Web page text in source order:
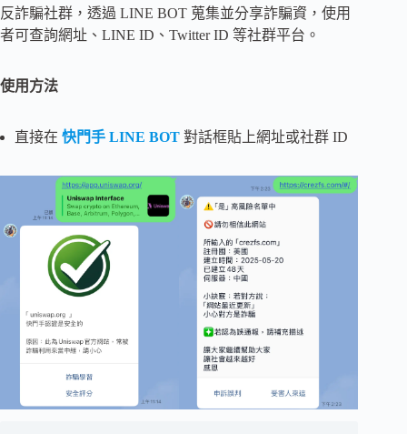
反詐騙社群，透過 LINE BOT 蒐集並分享詐騙資，使用
者可查詢網址、LINE ID、Twitter ID 等社群平台。
使用方法
直接在 快門手 LINE BOT 對話框貼上網址或社群 ID